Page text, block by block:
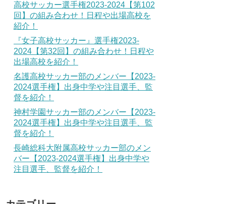
高校サッカー選手権2023-2024【第102
回】の組み合わせ！日程や出場高校を
紹介！
『女子高校サッカー』選手権2023-
2024【第32回】の組み合わせ！日程や
出場高校を紹介！
名護高校サッカー部のメンバー【2023-
2024選手権】出身中学や注目選手、監
督を紹介！
神村学園サッカー部のメンバー【2023-
2024選手権】出身中学や注目選手、監
督を紹介！
長崎総科大附属高校サッカー部のメン
バー【2023-2024選手権】出身中学や
注目選手、監督を紹介！